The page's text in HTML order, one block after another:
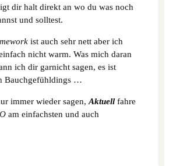
dir halt direkt an wo du was noch
und solltest.
ist auch sehr nett aber ich
nicht warm. Was mich daran
ich dir garnicht sagen, es ist
Bauchgefühldings …
immer wieder sagen,Aktuell fahre
am einfachsten und auch